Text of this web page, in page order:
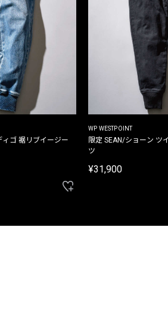
ゴ 裾リブイージー
WP WESTPOINT
限定 SEAN/ショーン ツ
ツ
¥31,900